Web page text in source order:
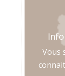
Vous